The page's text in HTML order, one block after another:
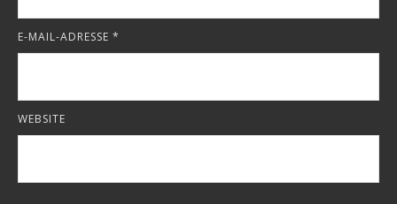
E-MAIL-ADRESSE *
WEBSITE